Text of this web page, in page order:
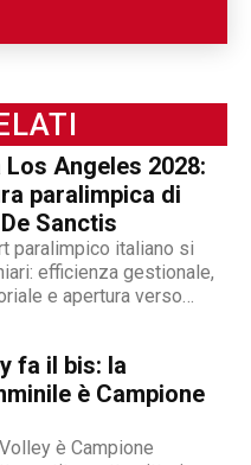
italiano
Vegliante ha
che gli
tra giornalismo,
radiofonico. La
sempre al servizio
delle fasce più
dall'irrefrenabile
sete di verità lo
dedizione al fact
online.
Angeles 2028:
paralimpica di
Sanctis
paralimpico italiano si
efficienza gestionale,
e apertura verso
che punta a
da ente di
fa il bis: la
è Campione
è Campione